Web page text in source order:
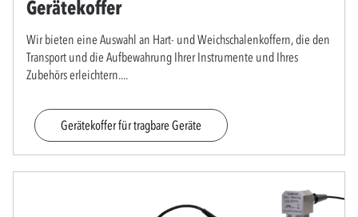
Gerätekoffer
Wir bieten eine Auswahl an Hart- und Weichschalenkoffern, die den
Transport und die Aufbewahrung Ihrer Instrumente und Ihres
Zubehörs erleichtern....
Gerätekoffer für tragbare Geräte